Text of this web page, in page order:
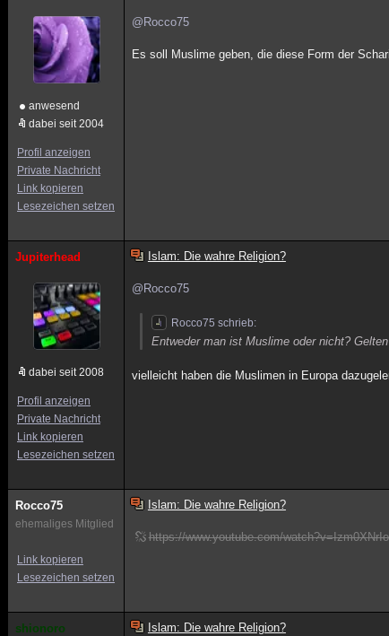
anwesend
dabei seit 2004
Profil anzeigen
Private Nachricht
Link kopieren
Lesezeichen setzen
@Rocco75
Es soll Muslime geben, die diese Form der
Jupiterhead
dabei seit 2008
Profil anzeigen
Private Nachricht
Link kopieren
Lesezeichen setzen
Islam: Die wahre Religion?
@Rocco75
Rocco75 schrieb:
Entweder man ist Muslime oder nicht?
vielleicht haben die Muslimen in Europa
Rocco75
ehemaliges Mitglied
Link kopieren
Lesezeichen setzen
Islam: Die wahre Religion?
https://www.youtube.com/
shionoro Islam: Die wahre Religion?